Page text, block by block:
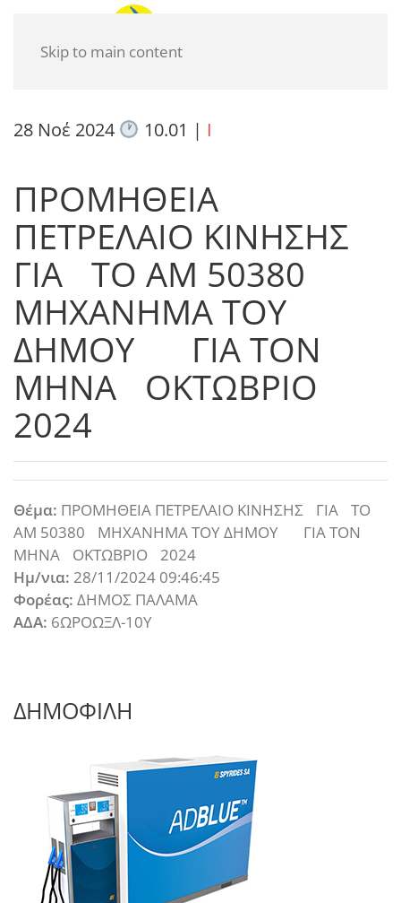
Skip to main content
28 Νοέ 2024 10.01 | I
ΠΡΟΜΗΘΕΙΑ
ΠΕΤΡΕΛΑΙΟ ΚΙΝΗΣΗΣ
ΓΙΑ ΤΟ ΑΜ 50380
ΜΗΧΑΝΗΜΑ ΤΟΥ
ΔΗΜΟΥ ΓΙΑ ΤΟΝ
ΜΗΝΑ ΟΚΤΩΒΡΙΟ
2024
Θέμα: ΠΡΟΜΗΘΕΙΑ ΠΕΤΡΕΛΑΙΟ ΚΙΝΗΣΗΣ ΓΙΑ ΤΟ
ΑΜ 50380 ΜΗΧΑΝΗΜΑ ΤΟΥ ΔΗΜΟΥ ΓΙΑ ΤΟΝ
ΜΗΝΑ ΟΚΤΩΒΡΙΟ 2024
Ημ/νια: 28/11/2024 09:46:45
Φορέας: ΔΗΜΟΣ ΠΑΛΑΜΑ
ΑΔΑ: 6ΩΡΟΩΞΛ-10Υ
ΔΗΜΟΦΙΛΗ